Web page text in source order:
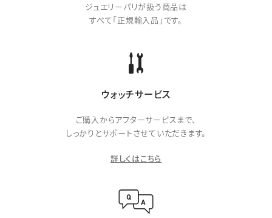
ジュエリーパリが扱う商品は
すべて「正規輸入品」です。
ウォッチサービス
ご購入からアフターサービスまで、
しっかりとサポートさせていただきます。
詳しくはこちら